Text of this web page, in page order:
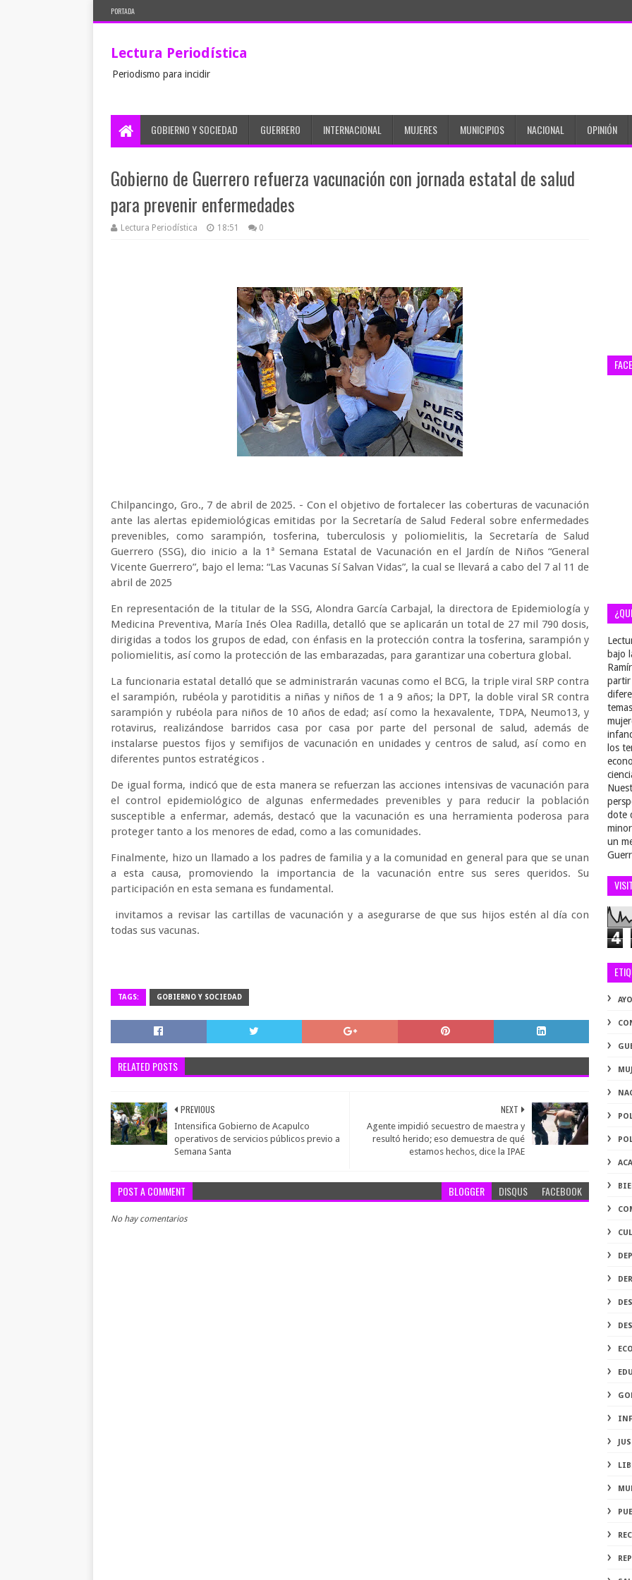
PORTADA
Lectura Periodística
Periodismo para incidir
GOBIERNO Y SOCIEDAD GUERRERO INTERNACIONAL MUJERES MUNICIPIOS NACIONAL OPINIÓN
Gobierno de Guerrero refuerza vacunación con jornada estatal de salud
para prevenir enfermedades
Lectura Periodística 18:51 0
Chilpancingo, Gro., 7 de abril de 2025. - Con el objetivo de fortalecer las coberturas de vacunación
ante las alertas epidemiológicas emitidas por la Secretaría de Salud Federal sobre enfermedades
prevenibles, como sarampión, tosferina, tuberculosis y poliomielitis, la Secretaría de Salud
Guerrero (SSG), dio inicio a la 1ª Semana Estatal de Vacunación en el Jardín de Niños “General
Vicente Guerrero”, bajo el lema: “Las Vacunas Sí Salvan Vidas”, la cual se llevará a cabo del 7 al 11 de
abril de 2025
En representación de la titular de la SSG, Alondra García Carbajal, la directora de Epidemiología y
Medicina Preventiva, María Inés Olea Radilla, detalló que se aplicarán un total de 27 mil 790 dosis,
dirigidas a todos los grupos de edad, con énfasis en la protección contra la tosferina, sarampión y
poliomielitis, así como la protección de las embarazadas, para garantizar una cobertura global.
La funcionaria estatal detalló que se administrarán vacunas como el BCG, la triple viral SRP contra
el sarampión, rubéola y parotiditis a niñas y niños de 1 a 9 años; la DPT, la doble viral SR contra
sarampión y rubéola para niños de 10 años de edad; así como la hexavalente, TDPA, Neumo13, y
rotavirus, realizándose barridos casa por casa por parte del personal de salud, además de
instalarse puestos fijos y semifijos de vacunación en unidades y centros de salud, así como en
diferentes puntos estratégicos .
De igual forma, indicó que de esta manera se refuerzan las acciones intensivas de vacunación para
el control epidemiológico de algunas enfermedades prevenibles y para reducir la población
susceptible a enfermar, además, destacó que la vacunación es una herramienta poderosa para
proteger tanto a los menores de edad, como a las comunidades.
Finalmente, hizo un llamado a los padres de familia y a la comunidad en general para que se unan
a esta causa, promoviendo la importancia de la vacunación entre sus seres queridos. Su
participación en esta semana es fundamental.
invitamos a revisar las cartillas de vacunación y a asegurarse de que sus hijos estén al día con
todas sus vacunas.
TAGS: GOBIERNO Y SOCIEDAD
RELATED POSTS
NEXT
Agente impidió secuestro de maestra y
resultó herido; eso demuestra de qué
estamos hechos, dice la IPAE
PREVIOUS
Intensifica Gobierno de Acapulco
operativos de servicios públicos previo a
Semana Santa
POST A COMMENT BLOGGER DISQUS FACEBOOK
No hay comentarios
bajo
partir
los
dote
un
4